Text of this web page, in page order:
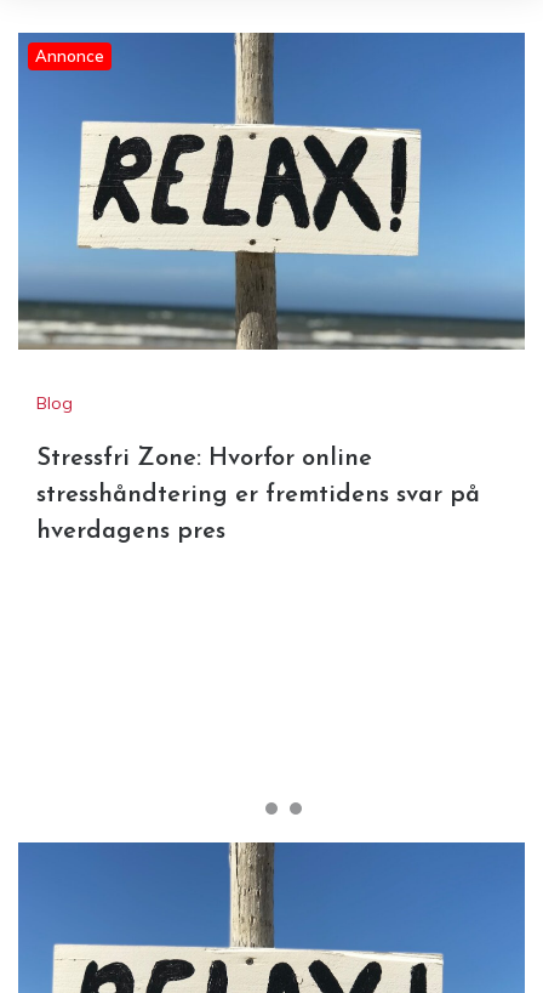
Stressfri Zone: Hvorfor online
stresshåndtering er fremtidens
svar på hverdagens pres
RéVision+ viser vejen
Annonce
Blog
Stressfri Zone: Hvorfor online
stresshåndtering er fremtidens svar på
hverdagens pres